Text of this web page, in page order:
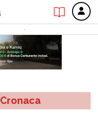
Cronaca